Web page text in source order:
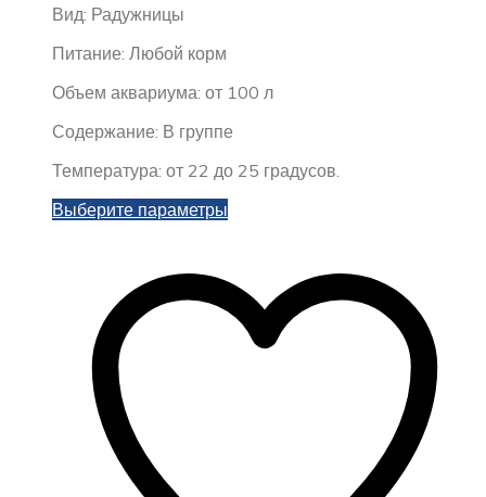
Вид: Радужницы
Питание: Любой корм
Объем аквариума: от 100 л
Содержание: В группе
Температура: от 22 до 25 градусов.
Выберите параметры
вариаций.
Опции
можно